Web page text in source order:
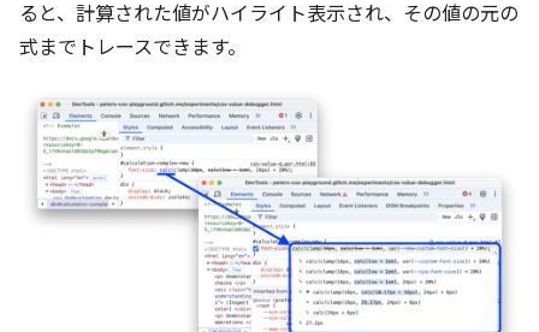
ると、計算された値がハイライト表示され、その値の元の
式までトレースできます。